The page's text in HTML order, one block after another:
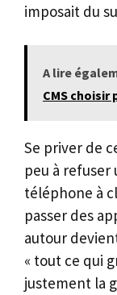
imposait du
A lire
CMS choisir
Se priver de
peu à
téléphone à
passer des
autour
« tout ce qui
justement la